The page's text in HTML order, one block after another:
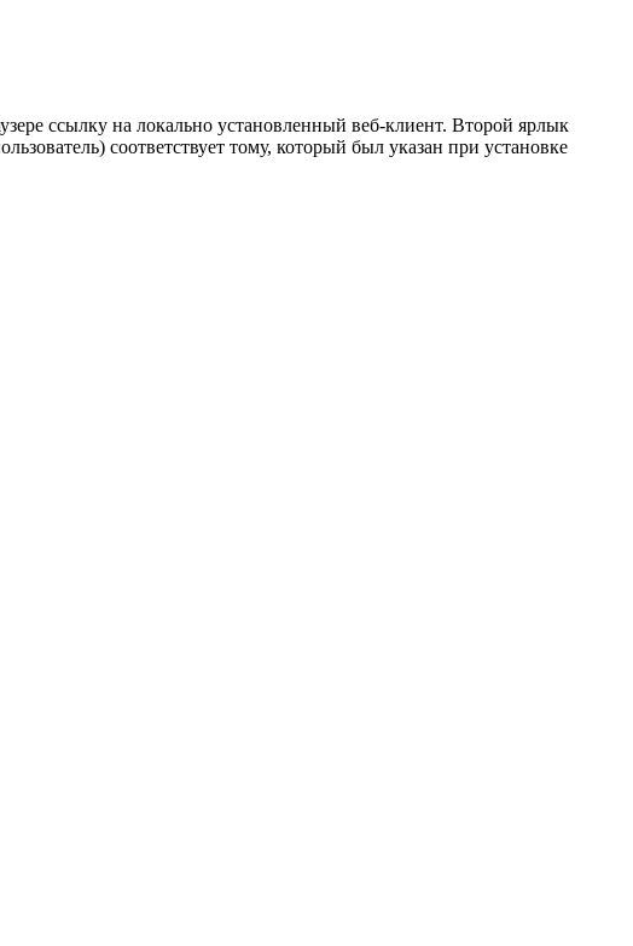
ссылку на локально установленный веб-клиент. Второй ярлык
соответствует тому, который был указан при установке